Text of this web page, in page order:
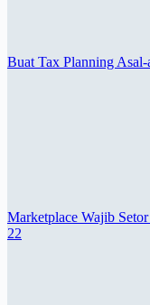
Buat Tax Planning
Marketplace Wajib
22